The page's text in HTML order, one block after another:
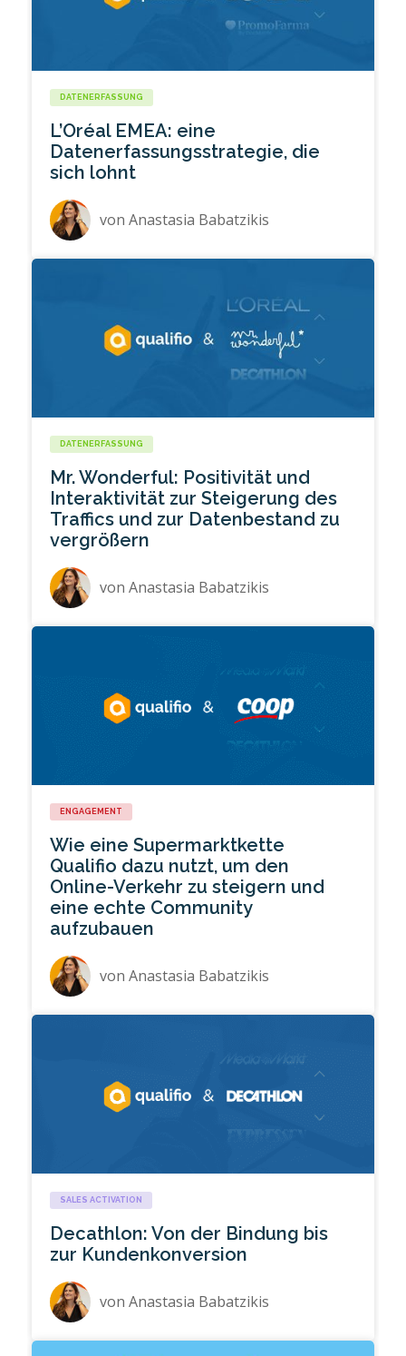
DATENERFASSUNG
L’Oréal EMEA: eine
Datenerfassungsstrategie, die
sich lohnt
vonAnastasia Babatzikis
DATENERFASSUNG
Mr. Wonderful: Positivität und
Interaktivität zur Steigerung des
Traffics und zur Datenbestand zu
vergrößern
vonAnastasia Babatzikis
ENGAGEMENT
Wie eine Supermarktkette
Qualifio dazu nutzt, um den
Online-Verkehr zu steigern und
eine echte Community
aufzubauen
vonAnastasia Babatzikis
SALES ACTIVATION
Decathlon: Von der Bindung bis
zur Kundenkonversion
vonAnastasia Babatzikis